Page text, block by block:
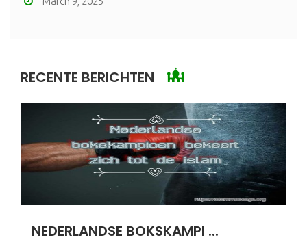
RECENTE BERICHTEN
NEDERLANDSE BOKSKAMPI ...